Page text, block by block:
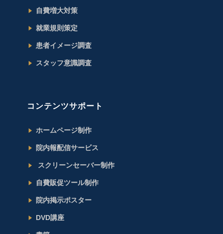
自費増大対策
就業規則策定
患者イメージ調査
スタッフ意識調査
コンテンツサポート
ホームページ制作
院内報配信サービス
スクリーンセーバー制作
自費販促ツール制作
院内掲示ポスター
DVD講座